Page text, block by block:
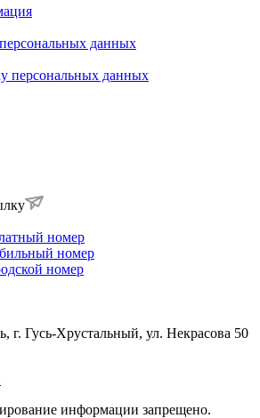
данных
персональных данных
номер
номер
номер
г. Гусь-Хрустальный, ул. Некрасова 50
информации запрещено.